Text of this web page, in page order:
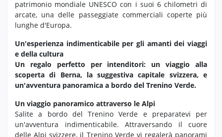
patrimonio mondiale UNESCO con i suoi 6 chilometri di
arcate, una delle passeggiate commerciali coperte più
lunghe d'Europa.
Un'esperienza indimenticabile per gli amanti dei viaggi
e della cultura
Un regalo perfetto per intenditori: un viaggio alla
scoperta di Berna, la suggestiva capitale svizzera, e
un'avventura panoramica a bordo del Trenino Verde.
Un viaggio panoramico attraverso le Alpi
Salite a bordo del Trenino Verde e preparatevi per
un'avventura indimenticabile. Attraversando il cuore
delle Alpi svizzere, il Trenino Verde vi regalerà panorami